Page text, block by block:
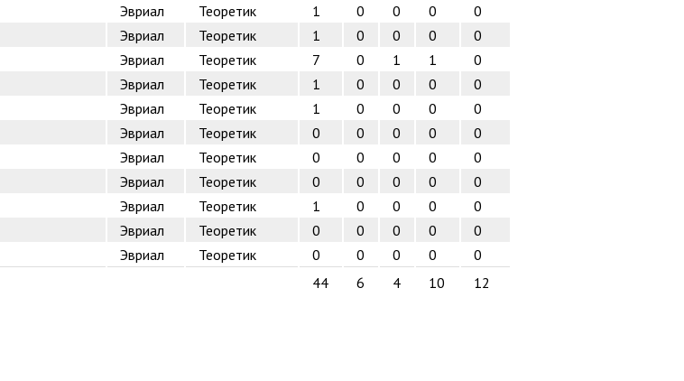
Эвриал Теоретик 1 0 0 0
0
Эвриал Теоретик 1 0 0 0
0
Эвриал Теоретик 7 0 1 1
0
Эвриал Теоретик 1 0 0 0
0
Эвриал Теоретик 1 0 0 0
0
Эвриал Теоретик 0 0 0 0
0
Эвриал Теоретик 0 0 0 0
0
Эвриал Теоретик 0 0 0 0
0
Эвриал Теоретик 1 0 0 0
0
Эвриал Теоретик 0 0 0 0
0
Эвриал Теоретик 0 0 0 0
0
44
6 4 10 12